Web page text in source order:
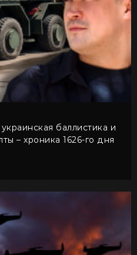
баллистика и
– хроника 1626-го дня